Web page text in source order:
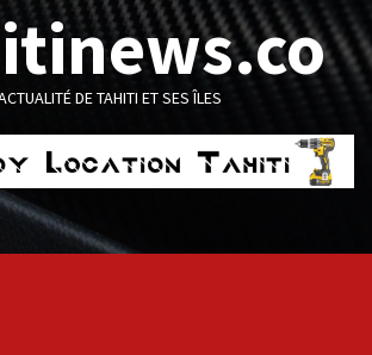
DE TAHITI ET SES ÎLES